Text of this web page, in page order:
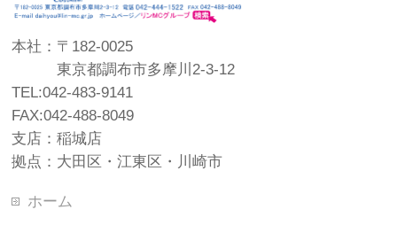
本社：〒182-0025
東京都調布市多摩川2-3-12
TEL:042-483-9141
FAX:042-488-8049
支店：稲城店
拠点：大田区・江東区・川崎市
ホーム